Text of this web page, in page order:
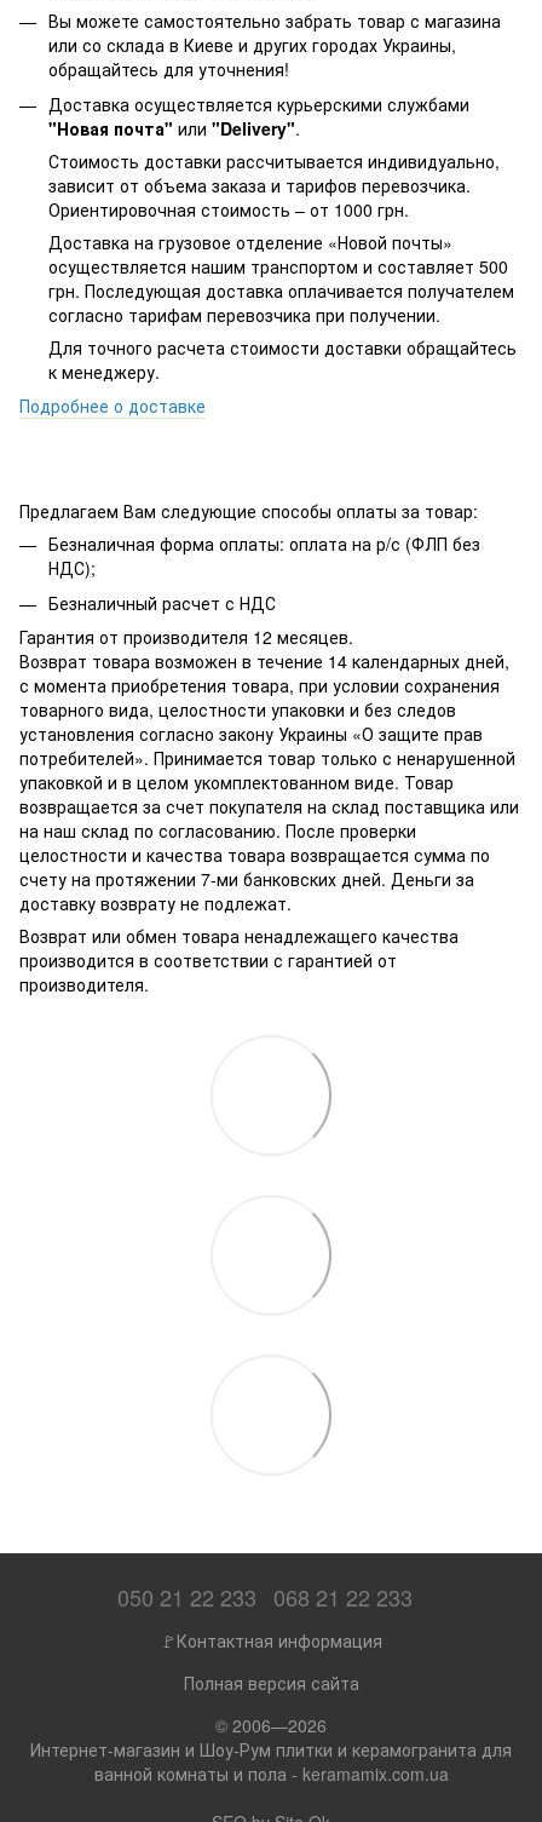
Вы можете самостоятельно забрать товар с магазина
или со склада в Киеве и других городах Украины,
обращайтесь для уточнения!
Доставка осуществляется курьерскими службами
"Новая почта" или "Delivery".
Стоимость доставки рассчитывается индивидуально,
зависит от объема заказа и тарифов перевозчика.
Ориентировочная стоимость – от 1000 грн.
Доставка на грузовое отделение «Новой почты»
осуществляется нашим транспортом и составляет 500
грн. Последующая доставка оплачивается получателем
согласно тарифам перевозчика при получении.
Для точного расчета стоимости доставки обращайтесь
к менеджеру.
Подробнее о доставке
Предлагаем Вам следующие способы оплаты за товар:
Безналичная форма оплаты: оплата на р/с (ФЛП без
НДС);
Безналичный расчет с НДС
Гарантия от производителя 12 месяцев.
Возврат товара возможен в течение 14 календарных дней,
с момента приобретения товара, при условии сохранения
товарного вида, целостности упаковки и без следов
установления согласно закону Украины «О защите прав
потребителей». Принимается товар только с ненарушенной
упаковкой и в целом укомплектованном виде. Товар
возвращается за счет покупателя на склад поставщика или
на наш склад по согласованию. После проверки
целостности и качества товара возвращается сумма по
счету на протяжении 7-ми банковских дней. Деньги за
доставку возврату не подлежат.
Возврат или обмен товара ненадлежащего качества
производится в соответствии с гарантией от
производителя.
050 21 22 233 068 21 22 233
🚩Контактная информация
Полная версия сайта
© 2006—2026
Интернет-магазин и Шоу-Рум плитки и керамогранита для
ванной комнаты и пола - keramamix.com.ua